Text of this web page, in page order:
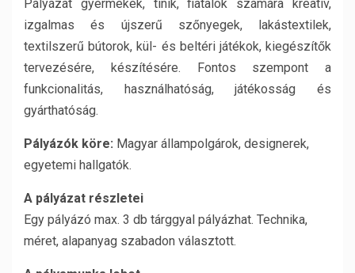
Pályázat gyermekek, tinik, fiatalok számára kreatív,
izgalmas és újszerű szőnyegek, lakástextilek,
textilszerű bútorok, kül- és beltéri játékok, kiegészítők
tervezésére, készítésére. Fontos szempont a
funkcionalitás, használhatóság, játékosság és
gyárthatóság.
Pályázók köre: Magyar állampolgárok, designerek,
egyetemi hallgatók.
A pályázat részletei
Egy pályázó max. 3 db tárggyal pályázhat. Technika,
méret, alapanyag szabadon választott.